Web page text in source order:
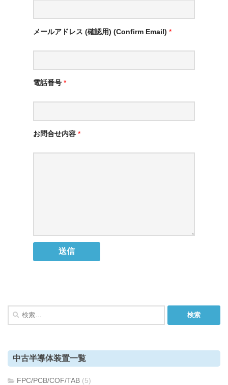
メールアドレス (確認用) (Confirm Email) *
電話番号 *
お問合せ内容 *
検
中古半導体装置一覧
FPC/PCB/COF/TAB (5)